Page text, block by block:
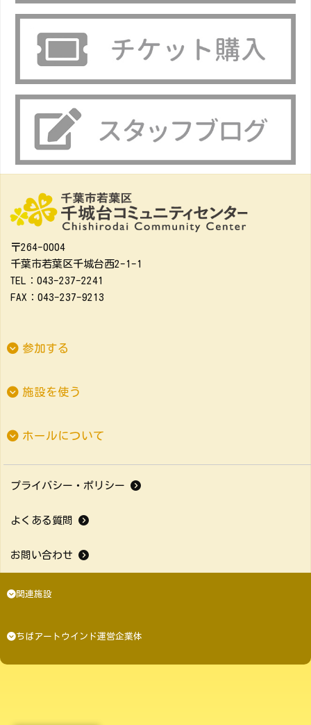
〒264-0004
千葉市若葉区千城台西2-1-1
TEL：043-237-2241
FAX：043-237-9213
参加する
施設を使う
ホールについて
プライバシー・ポリシー
よくある質問
お問い合わせ
関連施設
ちばアートウインド運営企業体